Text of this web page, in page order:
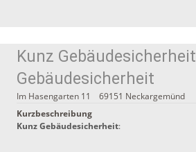
Kunz Gebäudesicherheit
Gebäudesicherheit
Im Hasengarten 11 69151 Neckargemünd
Kurzbeschreibung
Kunz Gebäudesicherheit: